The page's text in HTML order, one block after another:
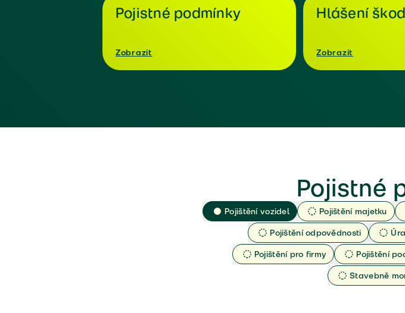
Pojistné podmínky
Zobrazit
Hlášení
Zobrazit
Pojistné
Pojištění vozidel Pojištění majetku
Pojištění odpovědnosti
Pojištění pro firmy
Pojištění
Stavebně